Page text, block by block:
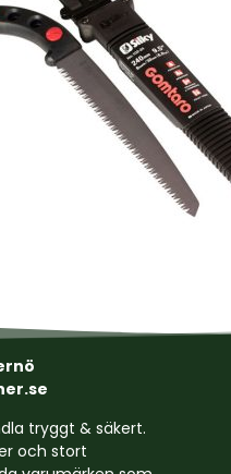
tryggt & säkert.
och stort